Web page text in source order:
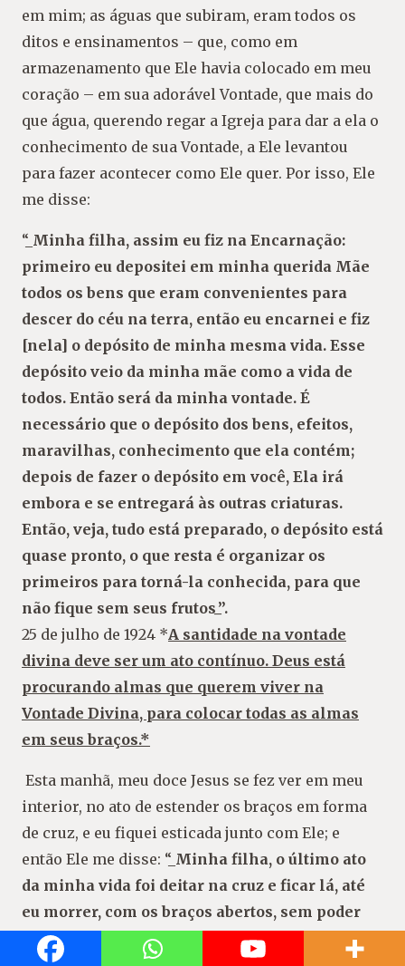
em mim; as águas que subiram, eram todos os
ditos e ensinamentos – que, como em
armazenamento que Ele havia colocado em meu
coração – em sua adorável Vontade, que mais do
que água, querendo regar a Igreja para dar a ela o
conhecimento de sua Vontade, a Ele levantou
para fazer acontecer como Ele quer. Por isso, Ele
me disse:
“_ Minha filha, assim eu fiz na Encarnação:
primeiro eu depositei em minha querida Mãe
todos os bens que eram convenientes para
descer do céu na terra, então eu encarnei e fiz
[nela] o depósito de minha mesma vida. Esse
depósito veio da minha mãe como a vida de
todos. Então será da minha vontade. É
necessário que o depósito dos bens, efeitos,
maravilhas, conhecimento que ela contém;
depois de fazer o depósito em você, Ela irá
embora e se entregará às outras criaturas.
Então, veja, tudo está preparado, o depósito está
quase pronto, o que resta é organizar os
primeiros para torná-la conhecida, para que
não fique sem seus frutos_”.
25 de julho de 1924 *A santidade na vontade
divina deve ser um ato contínuo. Deus está
procurando almas que querem viver na
Vontade Divina, para colocar todas as almas
em seus braços.*
Esta manhã, meu doce Jesus se fez ver em meu
interior, no ato de estender os braços em forma
de cruz, e eu fiquei esticada junto com Ele; e
então Ele me disse: “_ Minha filha, o último ato
da minha vida foi deitar na cruz e ficar lá, até
eu morrer, com os braços abertos, sem poder
mover ou se opor ao que eles queriam fazer